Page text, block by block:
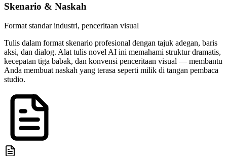
Skenario & Naskah
Format standar industri, penceritaan visual
Tulis dalam format skenario profesional dengan tajuk adegan, baris
aksi, dan dialog. Alat tulis novel AI ini memahami struktur dramatis,
kecepatan tiga babak, dan konvensi penceritaan visual — membantu
Anda membuat naskah yang terasa seperti milik di tangan pembaca
studio.